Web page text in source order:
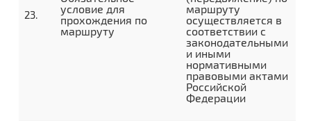
условие для
прохождения по
маршруту
маршруту
осуществляется в
соответствии с
законодательными
и иными
нормативными
правовыми актами
Российской
Федерации